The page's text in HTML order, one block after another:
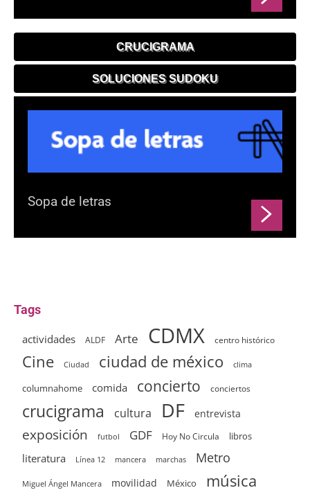
CRUCIGRAMA
SOLUCIONES SUDOKU
Sopa de letras
Tags
actividades ALDF Arte CDMX centro histórico
Cine Ciudad ciudad de méxico clima
columnahome comida concierto conciertos
crucigrama cultura DF entrevista
exposición futbol GDF Hoy No Circula libros
literatura Línea 12 mancera marchas Metro
Miguel Ángel Mancera movilidad México música